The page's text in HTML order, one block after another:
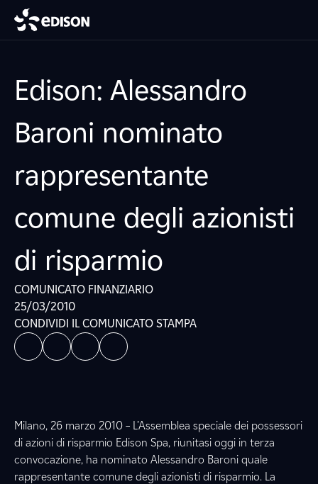
Edison: Alessandro
Baroni nominato
rappresentante
comune degli azionisti
di risparmio
COMUNICATO FINANZIARIO
25/03/2010
CONDIVIDI IL COMUNICATO STAMPA
Milano, 26 marzo 2010 – L’Assemblea speciale dei possessori
di azioni di risparmio Edison Spa, riunitasi oggi in terza
convocazione, ha nominato Alessandro Baroni quale
rappresentante comune degli azionisti di risparmio. La